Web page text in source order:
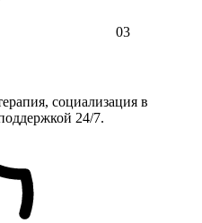
03
социализация в
24/7.